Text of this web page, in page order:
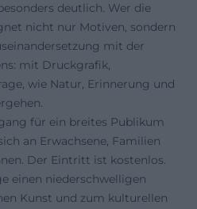
deutlich. Wer die
nicht nur Motiven, sondern
mit der
mit Druckgrafik,
wie Natur, Erinnerung und
für ein breites Publikum
an Erwachsene, Familien
Der Eintritt ist kostenlos.
einen niederschwelligen
Kunst und zum kulturellen